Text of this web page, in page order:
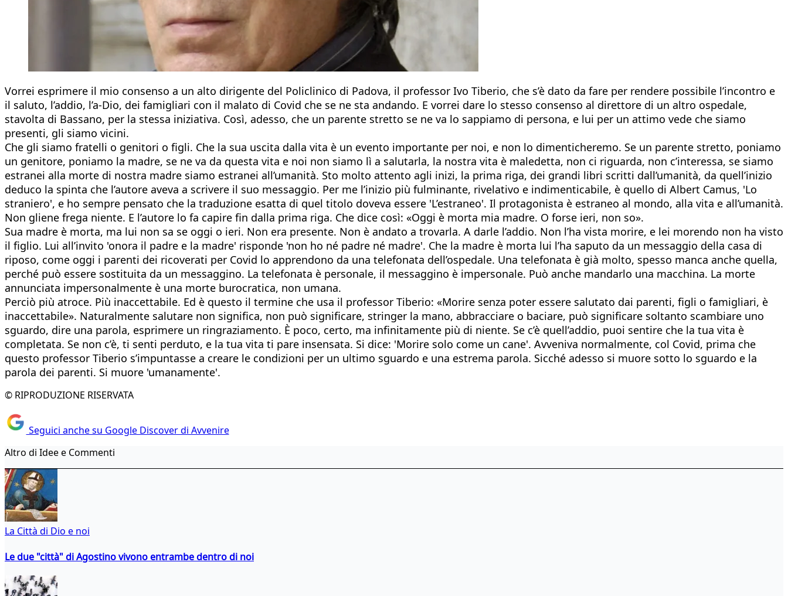
Vorrei esprimere il mio consenso a un alto dirigente del Policlinico di Padova, il professor Ivo Tiberio, che s’è dato da fare per rendere possibile l’incontro e
il saluto, l’addio, l’a-Dio, dei famigliari con il malato di Covid che se ne sta andando. E vorrei dare lo stesso consenso al direttore di un altro ospedale,
stavolta di Bassano, per la stessa iniziativa. Così, adesso, che un parente stretto se ne va lo sappiamo di persona, e lui per un attimo vede che siamo
presenti, gli siamo vicini.
Che gli siamo fratelli o genitori o figli. Che la sua uscita dalla vita è un evento importante per noi, e non lo dimenticheremo. Se un parente stretto, poniamo
un genitore, poniamo la madre, se ne va da questa vita e noi non siamo lì a salutarla, la nostra vita è maledetta, non ci riguarda, non c’interessa, se siamo
estranei alla morte di nostra madre siamo estranei all’umanità. Sto molto attento agli inizi, la prima riga, dei grandi libri scritti dall’umanità, da quell’inizio
deduco la spinta che l’autore aveva a scrivere il suo messaggio. Per me l’inizio più fulminante, rivelativo e indimenticabile, è quello di Albert Camus, 'Lo
straniero', e ho sempre pensato che la traduzione esatta di quel titolo doveva essere 'L’estraneo'. Il protagonista è estraneo al mondo, alla vita e all’umanità.
Non gliene frega niente. E l’autore lo fa capire fin dalla prima riga. Che dice così: «Oggi è morta mia madre. O forse ieri, non so».
Sua madre è morta, ma lui non sa se oggi o ieri. Non era presente. Non è andato a trovarla. A darle l’addio. Non l’ha vista morire, e lei morendo non ha visto
il figlio. Lui all’invito 'onora il padre e la madre' risponde 'non ho né padre né madre'. Che la madre è morta lui l’ha saputo da un messaggio della casa di
riposo, come oggi i parenti dei ricoverati per Covid lo apprendono da una telefonata dell’ospedale. Una telefonata è già molto, spesso manca anche quella,
perché può essere sostituita da un messaggino. La telefonata è personale, il messaggino è impersonale. Può anche mandarlo una macchina. La morte
annunciata impersonalmente è una morte burocratica, non umana.
Perciò più atroce. Più inaccettabile. Ed è questo il termine che usa il professor Tiberio: «Morire senza poter essere salutato dai parenti, figli o famigliari, è
inaccettabile». Naturalmente salutare non significa, non può significare, stringer la mano, abbracciare o baciare, può significare soltanto scambiare uno
sguardo, dire una parola, esprimere un ringraziamento. È poco, certo, ma infinitamente più di niente. Se c’è quell’addio, puoi sentire che la tua vita è
completata. Se non c’è, ti senti perduto, e la tua vita ti pare insensata. Si dice: 'Morire solo come un cane'. Avveniva normalmente, col Covid, prima che
questo professor Tiberio s’impuntasse a creare le condizioni per un ultimo sguardo e una estrema parola. Sicché adesso si muore sotto lo sguardo e la
parola dei parenti. Si muore 'umanamente'.
© RIPRODUZIONE RISERVATA
Seguici anche su Google Discover di Avvenire
Altro di Idee e Commenti
La Città di Dio e noi
Le due "città" di Agostino vivono entrambe dentro di noi